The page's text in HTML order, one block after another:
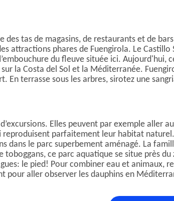
tas de magasins, de restaurants et de
attractions phares de Fuengirola. Le
du fleuve située ici. Aujourd'hui,
la Costa del Sol et la Méditerranée.
terrasse sous les arbres, sirotez une
Elles peuvent par exemple aller
parfaitement leur habitat
dans le parc superbement aménagé. La
ce parc aquatique se situe près
le pied! Pour combiner eau et animaux,
pour aller observer les dauphins en